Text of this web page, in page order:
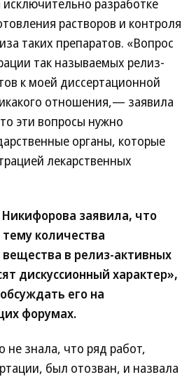
разработке
растворов и контроля
таких препаратов. «Вопрос
так называемых релиз-
к моей диссертационной
отношения,— заявила
эти вопросы нужно
органы, которые
лекарственных
заявила, что
количества
в релиз-активных
дискуссионный характер»,
его на
форумах.
знала, что ряд работ,
был отозван, и назвала